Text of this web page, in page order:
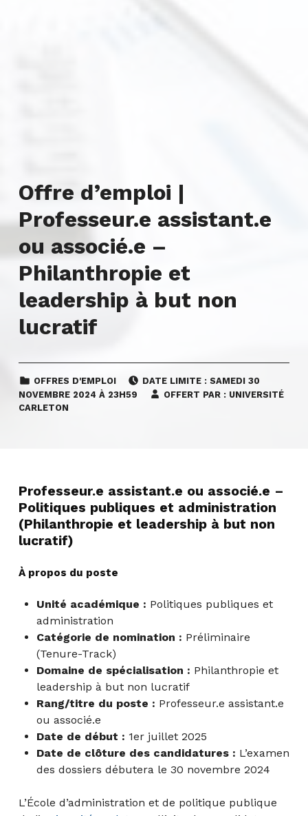
Offre d’emploi |
Professeur.e assistant.e
ou associé.e –
Philanthropie et
leadership à but non
lucratif
CATEGORIZED IN:
OFFRES D'EMPLOI
POSTED ON:
DATE LIMITE : SAMEDI 30
NOVEMBRE 2024 À 23H59
OFFERT PAR : UNIVERSITÉ
CARLETON
Professeur.e assistant.e ou associé.e –
Politiques publiques et administration
(Philanthropie et leadership à but non
lucratif)
À propos du poste
Unité académique : Politiques publiques et
administration
Catégorie de nomination : Préliminaire
(Tenure-Track)
Domaine de spécialisation : Philanthropie et
leadership à but non lucratif
Rang/titre du poste : Professeur.e assistant.e
ou associé.e
Date de début : 1er juillet 2025
Date de clôture des candidatures : L’examen
des dossiers débutera le 30 novembre 2024
L’École d’administration et de politique publique